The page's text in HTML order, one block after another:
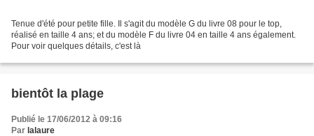
Tenue d'été pour petite fille. Il s'agit du modèle G du livre 08 pour le top,
réalisé en taille 4 ans; et du modèle F du livre 04 en taille 4 ans également.
Pour voir quelques détails, c'est là
bientôt la plage
Publié le 17/06/2012 à 09:16
Par lalaure